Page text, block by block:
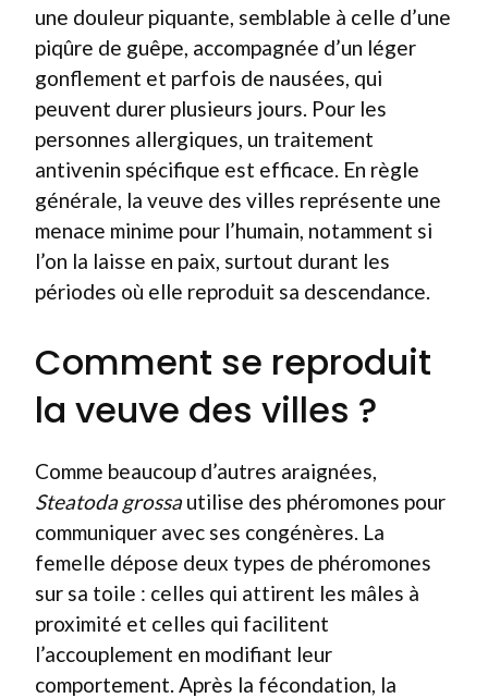
une douleur piquante, semblable à celle d’une
piqûre de guêpe, accompagnée d’un léger
gonflement et parfois de nausées, qui
peuvent durer plusieurs jours. Pour les
personnes allergiques, un traitement
antivenin spécifique est efficace. En règle
générale, la veuve des villes représente une
menace minime pour l’humain, notamment si
l’on la laisse en paix, surtout durant les
périodes où elle reproduit sa descendance.
Comment se reproduit
la veuve des villes ?
Comme beaucoup d’autres araignées,
Steatoda grossautilise des phéromones pour
communiquer avec ses congénères. La
femelle dépose deux types de phéromones
sur sa toile : celles qui attirent les mâles à
proximité et celles qui facilitent
l’accouplement en modifiant leur
comportement. Après la fécondation, la